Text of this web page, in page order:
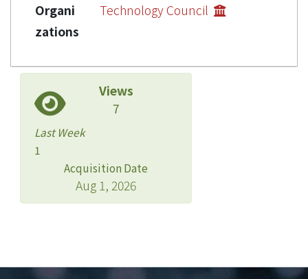
Organi
zations
Technology Council
Views
7
Last Week
1
Acquisition Date
Aug 1, 2026